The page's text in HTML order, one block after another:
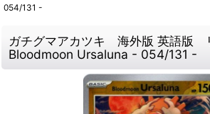
054/131 -
ガチグマアカツキ 海外版 英語版
Bloodmoon Ursaluna - 054/131 -